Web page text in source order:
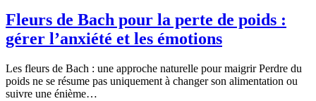
Fleurs de Bach pour la perte de poids :
gérer l’anxiété et les émotions
Les fleurs de Bach : une approche naturelle pour maigrir Perdre du
poids ne se résume pas uniquement à changer son alimentation ou
suivre une énième…